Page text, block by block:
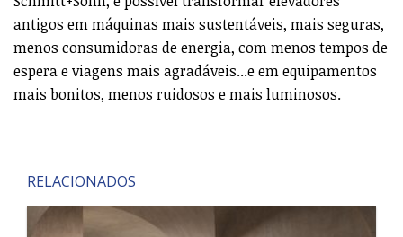
antigos em máquinas mais sustentáveis, mais seguras,
menos consumidoras de energia, com menos tempos de
espera e viagens mais agradáveis...e em equipamentos
mais bonitos, menos ruidosos e mais luminosos.
RELACIONADOS